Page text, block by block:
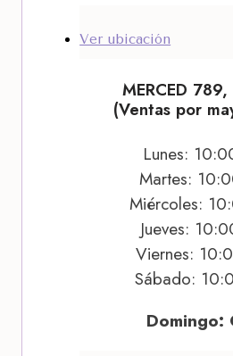
Ver ubicación
MERCED
(Ventas por
Lunes:
Martes:
Miércoles:
Jueves:
Viernes:
Sábado:
Domingo: